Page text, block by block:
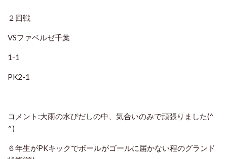
２回戦
VSファベルゼ千葉
1-1
PK2-1
コメント:大雨の水びだしの中、気合いのみで頑張りました(^
^)
６年生がPKキックでボールがゴールに届かない程のグランド